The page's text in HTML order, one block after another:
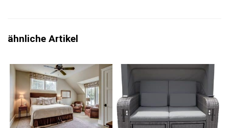
ähnliche Artikel